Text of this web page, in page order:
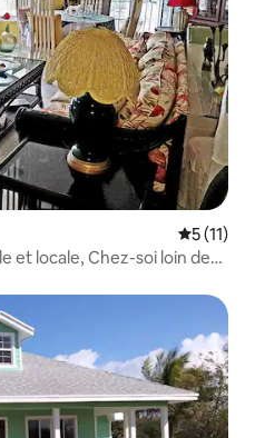
5 (11)
et locale, Chez-soi loin de